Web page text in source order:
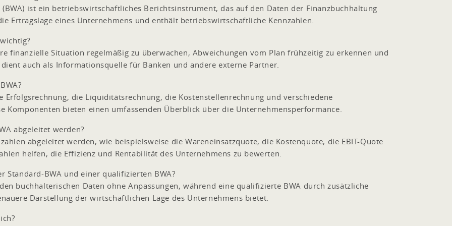
ist ein betriebswirtschaftliches Berichtsinstrument, das auf den Daten der Finanzbuchhaltung
Ertragslage eines Unternehmens und enthält betriebswirtschaftliche Kennzahlen.
finanzielle Situation regelmäßig zu überwachen, Abweichungen vom Plan frühzeitig zu erkennen und
auch als Informationsquelle für Banken und andere externe Partner.
Erfolgsrechnung, die Liquiditätsrechnung, die Kostenstellenrechnung und verschiedene
Komponenten bieten einen umfassenden Überblick über die Unternehmensperformance.
abgeleitet werden?
abgeleitet werden, wie beispielsweise die Wareneinsatzquote, die Kostenquote, die EBIT-Quote
helfen, die Effizienz und Rentabilität des Unternehmens zu bewerten.
Standard-BWA und einer qualifizierten BWA?
buchhalterischen Daten ohne Anpassungen, während eine qualifizierte BWA durch zusätzliche
Darstellung der wirtschaftlichen Lage des Unternehmens bietet.